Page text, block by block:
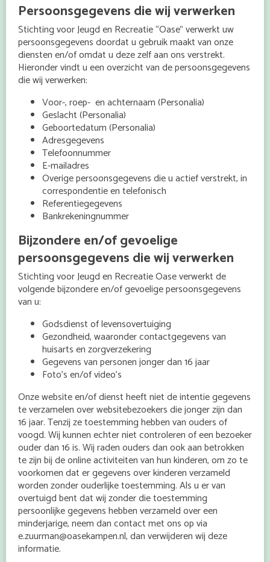
Persoonsgegevens die wij verwerken
Stichting voor Jeugd en Recreatie “Oase” verwerkt uw
persoonsgegevens doordat u gebruik maakt van onze
diensten en/of omdat u deze zelf aan ons verstrekt.
Hieronder vindt u een overzicht van de persoonsgegevens
die wij verwerken:
Voor-, roep- en achternaam (Personalia)
Geslacht (Personalia)
Geboortedatum (Personalia)
Adresgegevens
Telefoonnummer
E-mailadres
Overige persoonsgegevens die u actief verstrekt, in
correspondentie en telefonisch
Referentiegegevens
Bankrekeningnummer
Bijzondere en/of gevoelige
persoonsgegevens die wij verwerken
Stichting voor Jeugd en Recreatie Oase verwerkt de
volgende bijzondere en/of gevoelige persoonsgegevens
van u:
Godsdienst of levensovertuiging
Gezondheid, waaronder contactgegevens van
huisarts en zorgverzekering
Gegevens van personen jonger dan 16 jaar
Foto’s en/of video’s
Onze website en/of dienst heeft niet de intentie gegevens
te verzamelen over websitebezoekers die jonger zijn dan
16 jaar. Tenzij ze toestemming hebben van ouders of
voogd. Wij kunnen echter niet controleren of een bezoeker
ouder dan 16 is. Wij raden ouders dan ook aan betrokken
te zijn bij de online activiteiten van hun kinderen, om zo te
voorkomen dat er gegevens over kinderen verzameld
worden zonder ouderlijke toestemming. Als u er van
overtuigd bent dat wij zonder die toestemming
persoonlijke gegevens hebben verzameld over een
minderjarige, neem dan contact met ons op via
e.zuurman@oasekampen.nl, dan verwijderen wij deze
informatie.